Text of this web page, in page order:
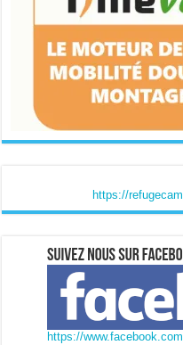
https://
https://